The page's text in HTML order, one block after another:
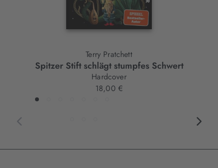
Terry Pratchett
Spitzer Stift schlägt stumpfes Schwert
Hardcover
18,00 €